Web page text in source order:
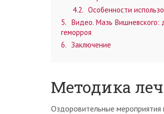
4.2
Особенности
5
Видео. Мазь Вишневского:
геморроя
6
Заключение
Методика
Оздоровительные